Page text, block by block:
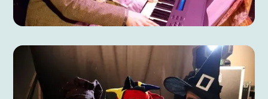
kommunikasjon, improvisasjon og fysisk teater
nettverk i ekte produksjoner
Mulighet for oppdrag
– bli hyret inn under
Vinterlysfestivalen, Norges største
scenekunstfestival i antall arrangementer